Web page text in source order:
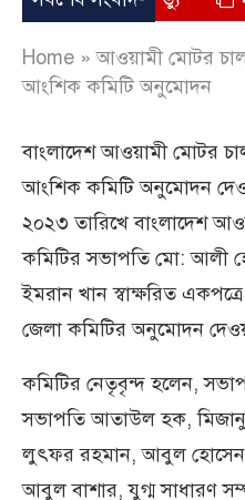
Home »আওয়ামী মোটর
আংশিক কমিটি অনুমোদন
বাংলাদেশ আওয়ামী মোটর
আংশিক কমিটি অনুমোদন
২০২৩ তারিখে বাংলাদেশ
কমিটির সভাপতি মো: আলী
ইমরান খান স্বাক্ষরিত
জেলা কমিটির অনুমোদন
কমিটির নেতৃবৃন্দ হলেন,
সভাপতি আতাউল হক,
লুৎফর রহমান, আবুল
আবুল বাশার, যুগ্ম সাধারণ